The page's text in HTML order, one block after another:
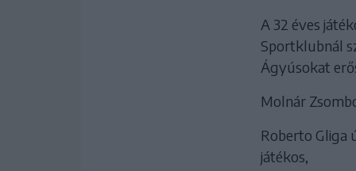
A 32 éves
Sportklubnál
Ágyúsokat
Molnár
Roberto Gliga
játékos,